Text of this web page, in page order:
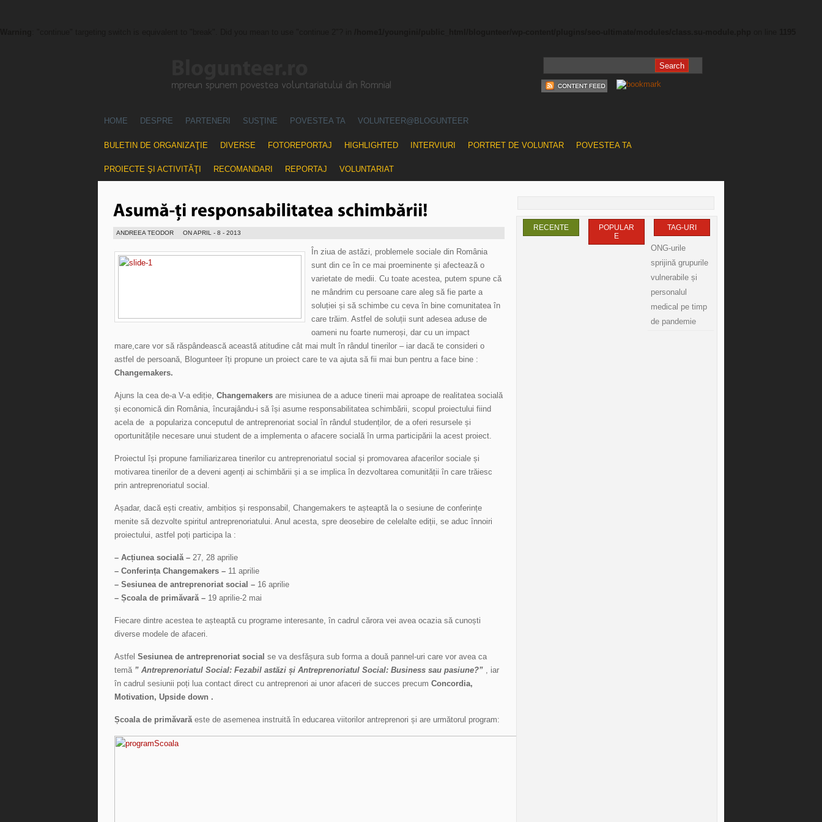
HOME DESPRE PARTENERI SUSŢINE POVESTEA TA VOLUNTEER@BLOGUNTEER
BULETIN DE ORGANIZAŢIE DIVERSE FOTOREPORTAJ HIGHLIGHTED INTERVIURI PORTRET DE VOLUNTAR POVESTEA TA
PROIECTE ŞI ACTIVITĂŢI RECOMANDARI REPORTAJ VOLUNTARIAT
ANDREEA TEODOR ON APRIL - 8 - 2013
În ziua de astăzi, problemele sociale din România
sunt din ce în ce mai proeminente și afectează o
varietate de medii. Cu toate acestea, putem spune că
ne mândrim cu persoane care aleg să fie parte a
soluției și să schimbe cu ceva în bine comunitatea în
care trăim. Astfel de soluții sunt adesea aduse de
oameni nu foarte numeroși, dar cu un impact
mare,care vor să răspândească această atitudine cât mai mult în rândul tinerilor – iar dacă te consideri o
astfel de persoană, Blogunteer îți propune un proiect care te va ajuta să fii mai bun pentru a face bine :
Changemakers.
Ajuns la cea de-a V-a ediție, Changemakers are misiunea de a aduce tinerii mai aproape de realitatea socială
și economică din România, încurajându-i să își asume responsabilitatea schimbării, scopul proiectului fiind
acela de a populariza conceputul de antreprenoriat social în rândul studenților, de a oferi resursele și
oportunitățile necesare unui student de a implementa o afacere socială în urma participării la acest proiect.
Proiectul își propune familiarizarea tinerilor cu antreprenoriatul social și promovarea afacerilor sociale și
motivarea tinerilor de a deveni agenți ai schimbării și a se implica în dezvoltarea comunității în care trăiesc
prin antreprenoriatul social.
Așadar, dacă ești creativ, ambițios și responsabil, Changemakers te așteaptă la o sesiune de conferințe
menite să dezvolte spiritul antreprenoriatului. Anul acesta, spre deosebire de celelalte ediții, se aduc înnoiri
proiectului, astfel poți participa la :
– Acțiunea socială – 27, 28 aprilie
– Conferința Changemakers – 11 aprilie
– Sesiunea de antreprenoriat social – 16 aprilie
– Școala de primăvară – 19 aprilie-2 mai
Fiecare dintre acestea te așteaptă cu programe interesante, în cadrul cărora vei avea ocazia să cunoști
diverse modele de afaceri.
Astfel Sesiunea de antreprenoriat social se va desfășura sub forma a două pannel-uri care vor avea ca
temă ” Antreprenoriatul Social: Fezabil astăzi și Antreprenoriatul Social: Business sau pasiune?” , iar
în cadrul sesiunii poți lua contact direct cu antreprenori ai unor afaceri de succes precum Concordia,
Motivation, Upside down .
Școala de primăvară este de asemenea instruită în educarea viitorilor antreprenori și are următorul program:
RECENTE
POPULAR
E
TAG-URI
ONG-urile
sprijină grupurile
vulnerabile și
personalul
medical pe timp
de pandemie